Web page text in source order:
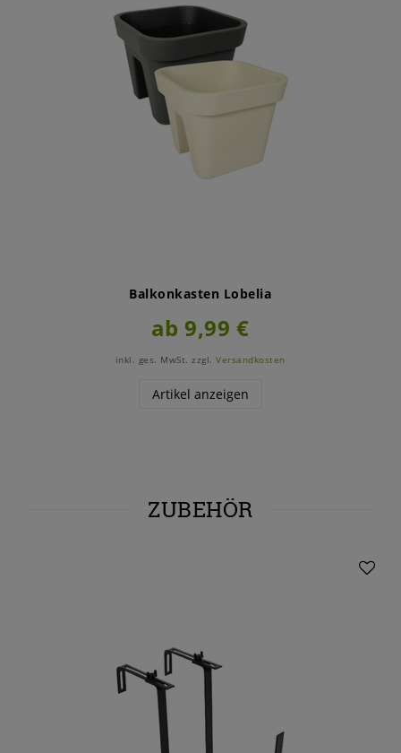
Balkonkasten Lobelia
ab 9,99 €
inkl. ges. MwSt. zzgl.Versandkosten
Artikel anzeigen
ZUBEHÖR